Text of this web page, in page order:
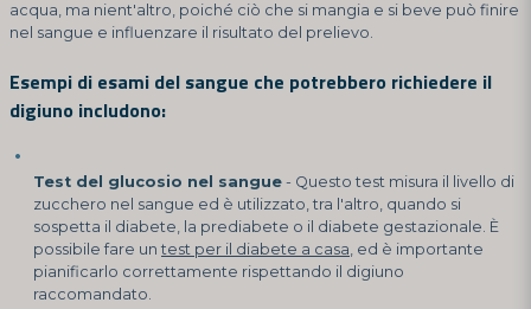
acqua, ma nient'altro, poiché ciò che si mangia e si beve può finire
nel sangue e influenzare il risultato del prelievo.
Esempi di esami del sangue che potrebbero richiedere il
digiuno includono:
Test del glucosio nel sangue - Questo test misura il livello di
zucchero nel sangue ed è utilizzato, tra l'altro, quando si
sospetta il diabete, la prediabete o il diabete gestazionale. È
possibile fare un test per il diabete a casa, ed è importante
pianificarlo correttamente rispettando il digiuno
raccomandato.